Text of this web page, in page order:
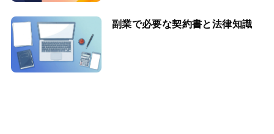
副業で必要な契約書と法律知識